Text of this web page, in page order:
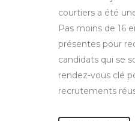
courtiers a été
Pas moins de 16
présentes pour
candidats qui se
rendez-vous clé
recrutements